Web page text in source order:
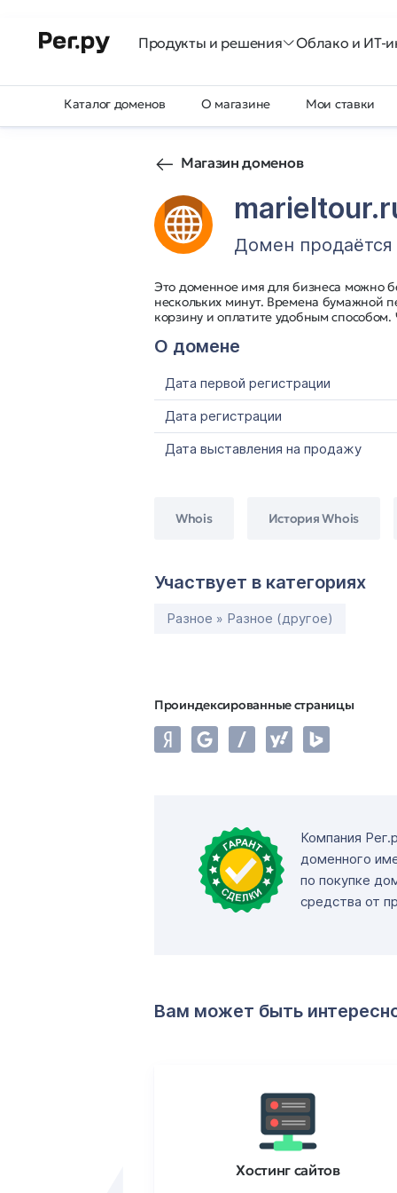
Продукты и решения Облако и ИТ-
Каталог доменов О магазине Мои ставки
Магазин доменов
Домен продаётся
Это доменное имя для бизнеса можно
нескольких минут. Времена бумажной
корзину и оплатите удобным
О домене
Дата первой регистрации
Дата регистрации
Дата выставления на продажу
Whois История Whois
Участвует в категориях
Разное » Разное (другое)
Проиндексированные страницы
Компания
доменного
по покупке
средства от
Вам может быть
Хостинг сайтов